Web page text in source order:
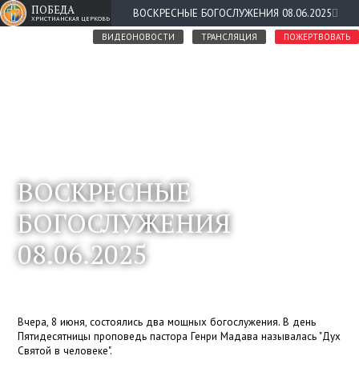
ПОБЕДА
ХРИСТИАНСКАЯ ЦЕРКОВЬ ВОСКРЕСНЫЕ БОГОСЛУЖЕНИЯ 08.06.2025
ВИДЕОНОВОСТИ ТРАНСЛЯЦИЯ ПОЖЕРТВОВАТЬ
ВОСКРЕСНЫЕ
БОГОСЛУЖЕНИЯ
08.06.2025
Вчера, 8 июня, состоялись два мощных богослужения. В день
Пятидесятницы проповедь пастора Генри Мадава называлась "Дух
Святой в человеке".